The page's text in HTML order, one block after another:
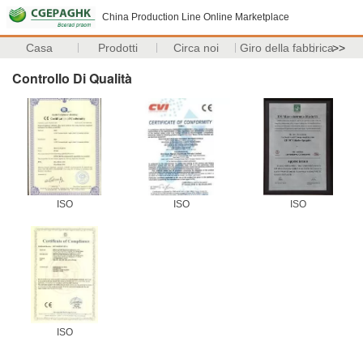
China Production Line Online Marketplace
Casa Prodotti Circa noi Giro della fabbrica>>
Controllo Di Qualità
ISO ISO ISO
ISO